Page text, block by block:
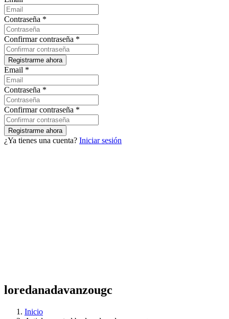
Contraseña *
Confirmar contraseña *
Email *
Contraseña *
Confirmar contraseña *
¿Ya tienes una cuenta? Iniciar sesión
loredanadavanzougc
Inicio